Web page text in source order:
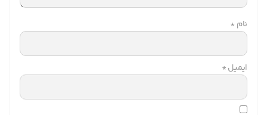
نام *
ایمیل*